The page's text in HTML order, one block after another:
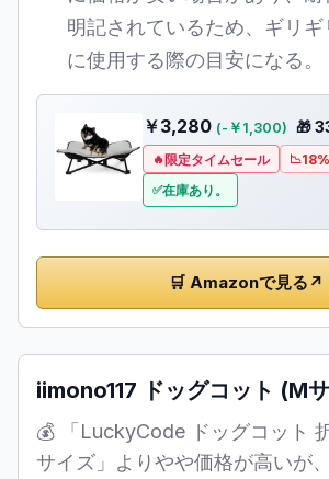
明記されているため、ギリ
に使用する際の目安になる。
￥3,280 (-￥1,300) 🎁
限定タイムセール
在庫あり。
🛒 Amazonで見る ↗
iimono117 ドッグコット (M
💰 「LuckyCode ドッグコット
サイズ」よりやや価格が高いが